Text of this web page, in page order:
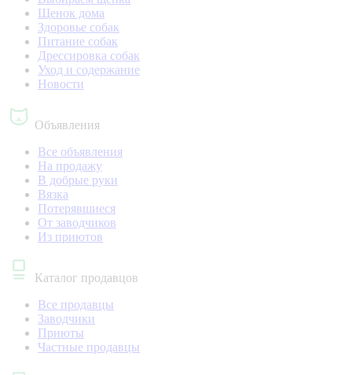
Щенок дома
Здоровье собак
Питание собак
Дрессировка собак
Уход и содержание
Новости
Объявления
Все объявления
На продажу
В добрые руки
Вязка
Потерявшиеся
От заводчиков
Из приютов
Каталог продавцов
Все продавцы
Заводчики
Приюты
Частные продавцы